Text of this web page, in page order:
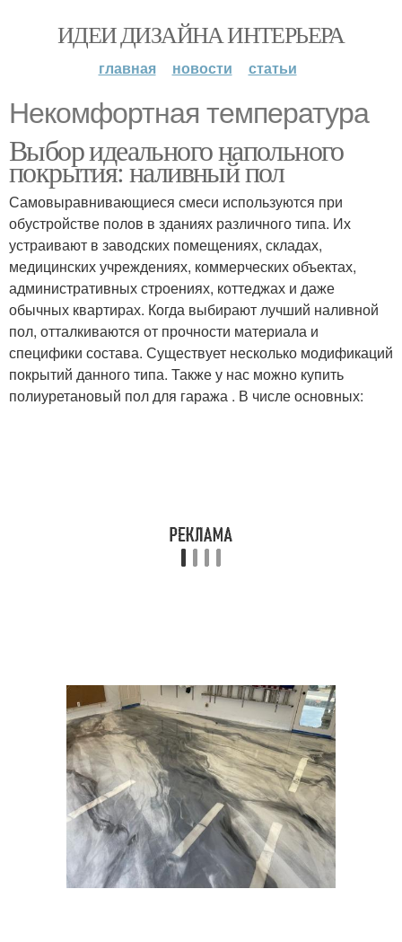
ИДЕИ ДИЗАЙНА ИНТЕРЬЕРА
главная новости статьи
Некомфортная температура
Выбор идеального напольного
покрытия: наливный пол
Самовыравнивающиеся смеси используются при
обустройстве полов в зданиях различного типа. Их
устраивают в заводских помещениях, складах,
медицинских учреждениях, коммерческих объектах,
административных строениях, коттеджах и даже
обычных квартирах. Когда выбирают лучший наливной
пол, отталкиваются от прочности материала и
специфики состава. Существует несколько модификаций
покрытий данного типа. Также у нас можно купить
полиуретановый пол для гаража . В числе основных: